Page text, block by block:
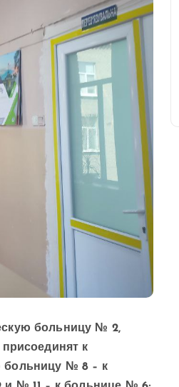
больницу № 2,
к
больницу № 8 – к